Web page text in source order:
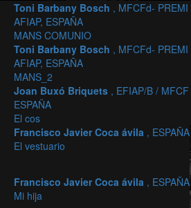
Toni Barbany Bosch , MFCFd-
AFIAP, ESPAÑA
MANS COMUNIO
Toni Barbany Bosch , MFCFd-
AFIAP, ESPAÑA
MANS_2
Joan Buxó Briquets , EFIAP/B /
ESPAÑA
El cos
Francisco Javier Coca ávila , ESPAÑA
El vestuario
Francisco Javier Coca ávila , ESPAÑA
Mi hija